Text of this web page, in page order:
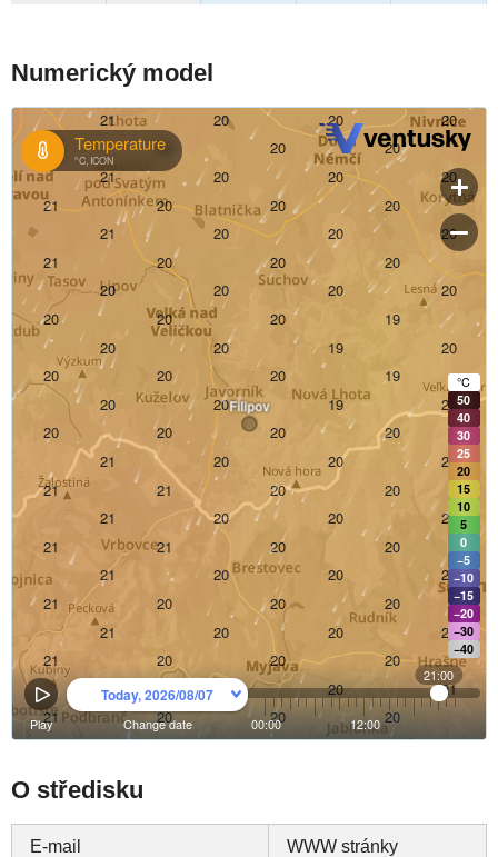
Numerický model
O středisku
E-mail WWW stránky